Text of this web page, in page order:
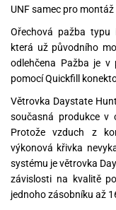
UNF samec pro
Ořechová pažba typu
která už původního
odlehčena Pažba je
pomocí Quickfill
Větrovka Daystate
současná produkce v
Protože vzduch z
výkonová křivka
systému je větrovka
závislosti na kvalitě
jednoho zásobníku až